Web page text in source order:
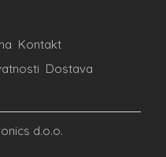
Kontakt
Dostava
d.o.o.